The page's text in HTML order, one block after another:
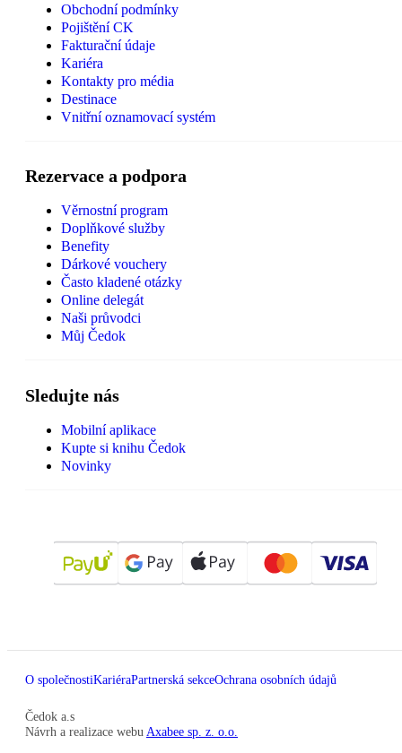
Obchodní podmínky
Pojištění CK
Fakturační údaje
Kariéra
Kontakty pro média
Destinace
Vnitřní oznamovací systém
Rezervace a podpora
Věrnostní program
Doplňkové služby
Benefity
Dárkové vouchery
Často kladené otázky
Online delegát
Naši průvodci
Můj Čedok
Sledujte nás
Mobilní aplikace
Kupte si knihu Čedok
Novinky
O společnostiKariéraPartnerská sekceOchrana osobních údajů
Čedok a.s
Návrh a realizace webu Axabee sp. z. o.o.